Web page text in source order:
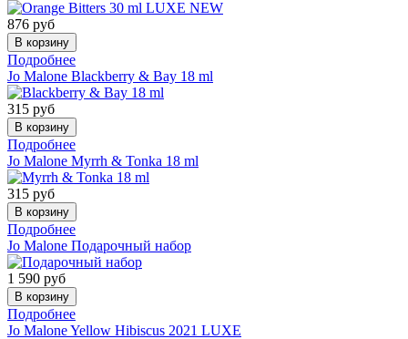
876 руб
Подробнее
Jo Malone Blackberry & Bay 18 ml
315 руб
Подробнее
Jo Malone Myrrh & Tonka 18 ml
315 руб
Подробнее
Jo Malone Подарочный набор
1 590 руб
Подробнее
Jo MaloneYellow Hibiscus 2021 LUXE